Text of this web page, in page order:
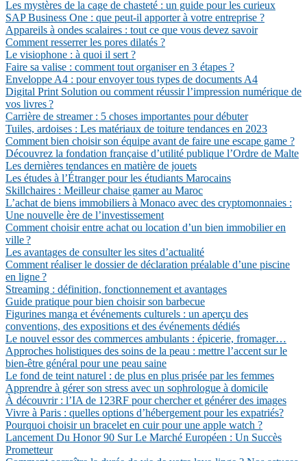
Les mystères de la cage de chasteté : un guide pour les curieux
SAP Business One : que peut-il apporter à votre entreprise ?
Appareils à ondes scalaires : tout ce que vous devez savoir
Comment resserrer les pores dilatés ?
Le visiophone : à quoi il sert ?
Faire sa valise : comment tout organiser en 3 étapes ?
Enveloppe A4 : pour envoyer tous types de documents A4
Digital Print Solution ou comment réussir l’impression numérique de
vos livres ?
Carrière de streamer : 5 choses importantes pour débuter
Tuiles, ardoises : Les matériaux de toiture tendances en 2023
Comment bien choisir son équipe avant de faire une escape game ?
Découvrez la fondation française d’utilité publique l’Ordre de Malte
Les dernières tendances en matière de jouets
Les études à l’Étranger pour les étudiants Marocains
Skillchaires : Meilleur chaise gamer au Maroc
L’achat de biens immobiliers à Monaco avec des cryptomonnaies :
Une nouvelle ère de l’investissement
Comment choisir entre achat ou location d’un bien immobilier en
ville ?
Les avantages de consulter les sites d’actualité
Comment réaliser le dossier de déclaration préalable d’une piscine
en ligne ?
Streaming : définition, fonctionnement et avantages
Guide pratique pour bien choisir son barbecue
Figurines manga et événements culturels : un aperçu des
conventions, des expositions et des événements dédiés
Le nouvel essor des commerces ambulants : épicerie, fromager…
Approches holistiques des soins de la peau : mettre l’accent sur le
bien-être général pour une peau saine
Le fond de teint naturel : de plus en plus prisée par les femmes
Apprendre à gérer son stress avec un sophrologue à domicile
À découvrir : l’IA de 123RF pour chercher et générer des images
Vivre à Paris : quelles options d’hébergement pour les expatriés?
Pourquoi choisir un bracelet en cuir pour une apple watch ?
Lancement Du Honor 90 Sur Le Marché Européen : Un Succès
Prometteur